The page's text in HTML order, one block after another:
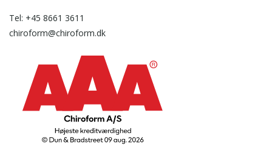
Tel: +45 8661 3611
chiroform@chiroform.dk